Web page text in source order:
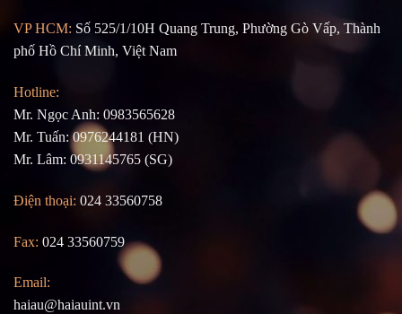
VP HCM: Số 525/1/10H Quang Trung, Phường Gò Vấp, Thành
phố Hồ Chí Minh, Việt Nam
Hotline:
Mr. Ngọc Anh: 0983565628
Mr. Tuấn: 0976244181 (HN)
Mr. Lâm: 0931145765 (SG)
Điện thoại: 024 33560758
Fax: 024 33560759
Email:
haiau@haiauint.vn